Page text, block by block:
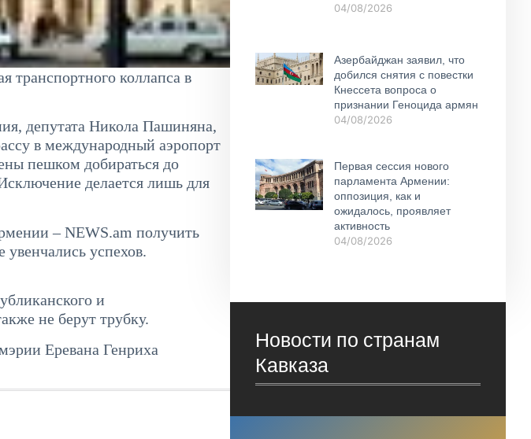
транспортного коллапса в
депутата Никола Пашиняна,
в международный аэропорт
пешком добираться до
делается лишь для
– NEWS.am получить
успехов.
и
не берут трубку.
Еревана Генриха
04/08/2026
Азербайджан заявил, что
добился снятия с повестки
Кнессета вопроса о
признании Геноцида армян
04/08/2026
Первая сессия нового
парламента Армении:
оппозиция, как и
ожидалось, проявляет
активность
04/08/2026
Новости по странам
Кавказа